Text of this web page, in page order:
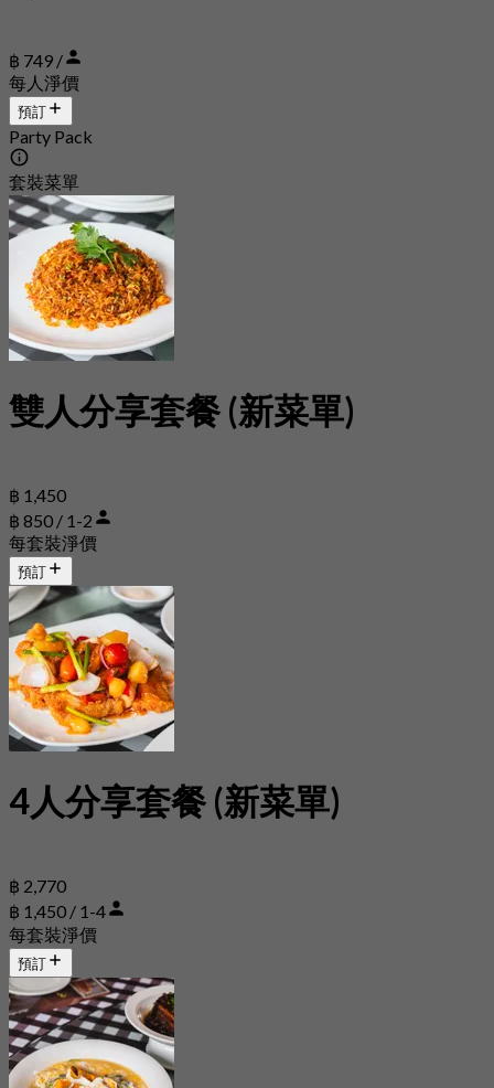
฿ 749 /
每人淨價
預訂
Party Pack
套裝菜單
雙人分享套餐 (新菜單)
฿ 1,450
฿ 850 / 1-2
每套裝淨價
預訂
4人分享套餐 (新菜單)
฿ 2,770
฿ 1,450 / 1-4
每套裝淨價
預訂